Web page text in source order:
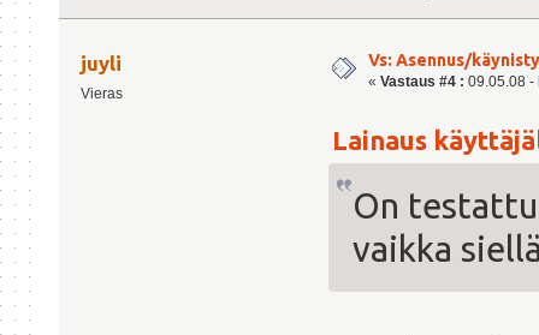
juyli
Vieras
Vs: Asennus/
« Vastaus #4 : 09.05.08 -
Lainaus
On
vaikka